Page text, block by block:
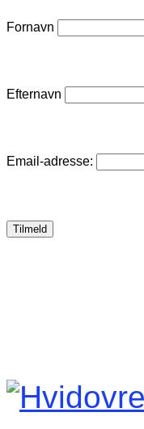
Fornavn
Efternavn
Email-adresse: